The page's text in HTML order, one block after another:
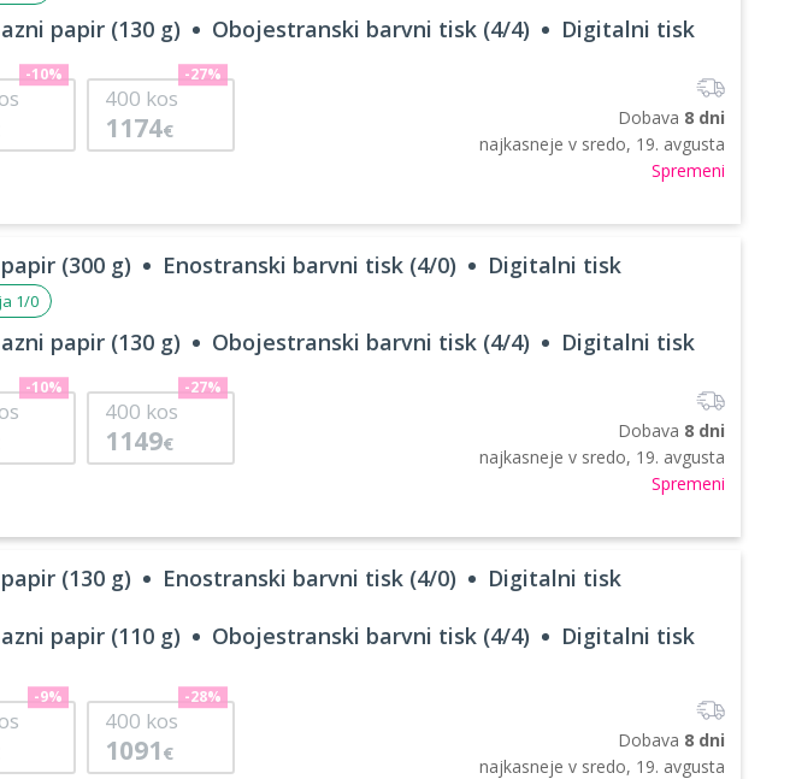
papir (130 g) Obojestranski barvni tisk (4/4) Digitalni tisk
-10%
400 kos
1174€
-27%
Dobava 8 dni
najkasneje v sredo, 19. avgusta
Spremeni
(300 g) Enostranski barvni tisk (4/0) Digitalni tisk
1/0
papir (130 g) Obojestranski barvni tisk (4/4) Digitalni tisk
-10%
400 kos
1149€
-27%
Dobava 8 dni
najkasneje v sredo, 19. avgusta
Spremeni
(130 g) Enostranski barvni tisk (4/0) Digitalni tisk
papir (110 g) Obojestranski barvni tisk (4/4) Digitalni tisk
-9%
400 kos
1091 €
-28%
Dobava 8 dni
najkasneje v sredo, 19. avgusta